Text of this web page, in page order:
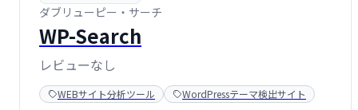
ダブリューピー・サーチ
WP-Search
レビューなし
WEBサイト分析ツール WordPressテーマ検出サイト